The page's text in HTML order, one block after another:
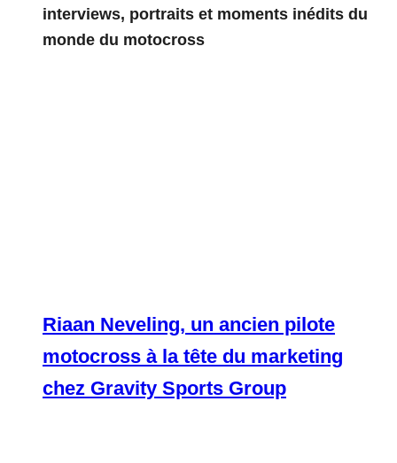
interviews, portraits et moments inédits du
monde du motocross
Riaan Neveling, un ancien pilote
motocross à la tête du marketing
chez Gravity Sports Group